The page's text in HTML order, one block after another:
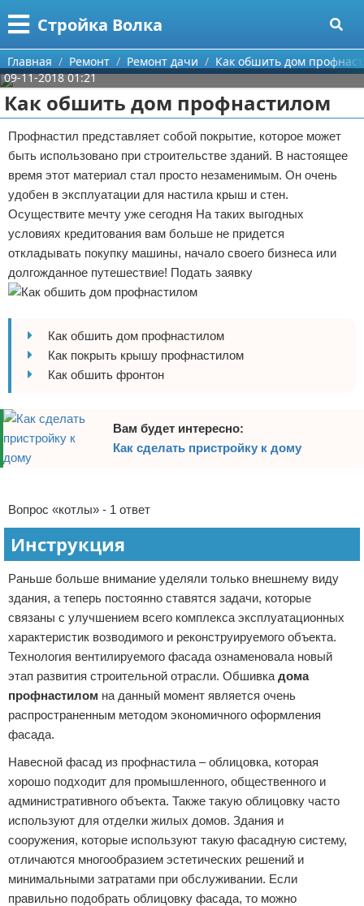
Стройка Волка
Меню
Главная
Категории
Строительство
Мебель
Интерьер и дизайн
Дизайн дачи
Дизайн квартиры
Кухня
Посуда
Ремонт
Ремонт квартиры
Ванная
Домашний быт
Коммунальные услуги
Сантехника
Стройматериалы
Поиск
О проекте
Контакты
Сотрудничество
Размещение рекламы
Условия предоставления информации
Отказ от ответственности
Главная Ремонт Ремонт дачи
Как обшить дом
09-11-2018 01:21
Как обшить дом профнастилом
Профнастил представляет собой покрытие, которое может
быть использовано при строительстве зданий. В настоящее
время этот материал стал просто незаменимым. Он очень
удобен в эксплуатации для настила крыш и стен.
Осуществите мечту уже сегодня На таких выгодных
условиях кредитования вам больше не придется
откладывать покупку машины, начало своего бизнеса или
долгожданное путешествие! Подать заявку
Как обшить дом профнастилом
Как покрыть крышу профнастилом
Как обшить фронтон
Вам будет интересно:
Как сделать пристройку к дому
Вопрос «котлы» - 1 ответ
Инструкция
Раньше больше внимание уделяли только внешнему виду
здания, а теперь постоянно ставятся задачи, которые
связаны с улучшением всего комплекса эксплуатационных
характеристик возводимого и реконструируемого объекта.
Технология вентилируемого фасада ознаменовала новый
этап развития строительной отрасли. Обшивка дома
профнастилом на данный момент является очень
распространенным методом экономичного оформления
фасада.
Навесной фасад из профнастила – облицовка, которая
хорошо подходит для промышленного, общественного и
административного объекта. Также такую облицовку часто
используют для отделки жилых домов. Здания и
сооружения, которые используют такую фасадную систему,
отличаются многообразием эстетических решений и
минимальными затратами при обслуживании. Если
правильно подобрать облицовку фасада, то можно